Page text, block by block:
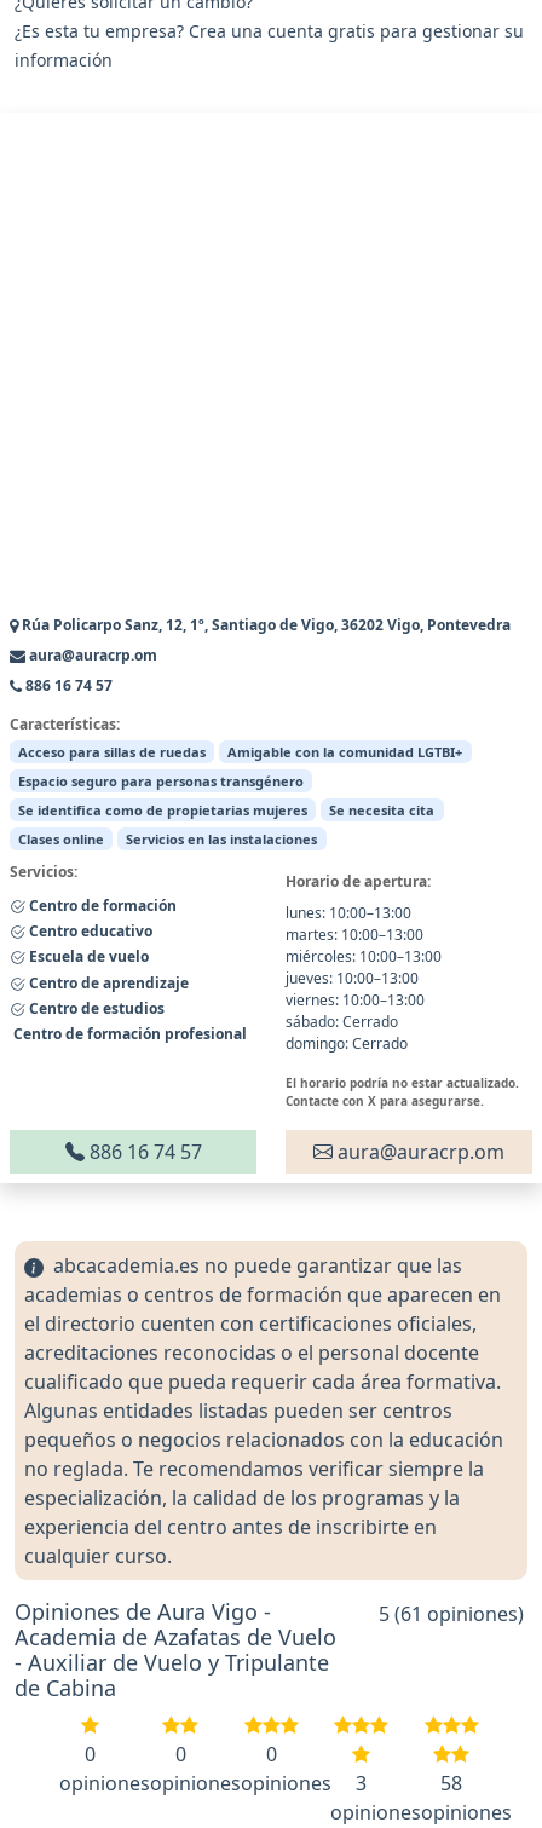
¿Es esta tu empresa? Crea una cuenta gratis para gestionar su
información
Rúa Policarpo Sanz, 12, 1º, Santiago de Vigo, 36202 Vigo, Pontevedra
aura@auracrp.om
886 16 74 57
Características:
Acceso para sillas de ruedas
Amigable con la comunidad LGTBI+
Espacio seguro para personas transgénero
Se identifica como de propietarias mujeres
Se necesita cita
Clases online
Servicios en las instalaciones
Servicios:
Centro de formación
Centro educativo
Escuela de vuelo
Centro de aprendizaje
Centro de estudios
Centro de formación profesional
Horario de apertura:
lunes: 10:00–13:00
martes: 10:00–13:00
miércoles: 10:00–13:00
jueves: 10:00–13:00
viernes: 10:00–13:00
sábado: Cerrado
domingo: Cerrado
El horario podría no estar actualizado.
Contacte con X para asegurarse.
886 16 74 57 aura@auracrp.om
abcacademia.es no puede garantizar que las
academias o centros de formación que aparecen en
el directorio cuenten con certificaciones oficiales,
acreditaciones reconocidas o el personal docente
cualificado que pueda requerir cada área formativa.
Algunas entidades listadas pueden ser centros
pequeños o negocios relacionados con la educación
no reglada. Te recomendamos verificar siempre la
especialización, la calidad de los programas y la
experiencia del centro antes de inscribirte en
cualquier curso.
Opiniones de Aura Vigo -
Academia de Azafatas de Vuelo
- Auxiliar de Vuelo y Tripulante
de Cabina
5 (61 opiniones)
0
opiniones
0
opiniones
0
opiniones
3
opiniones
58
opiniones